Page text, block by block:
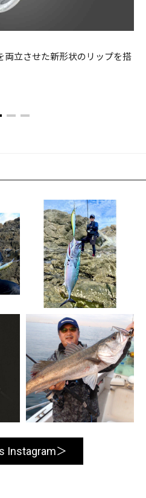
両立させた新形状のリップを搭
Instagram